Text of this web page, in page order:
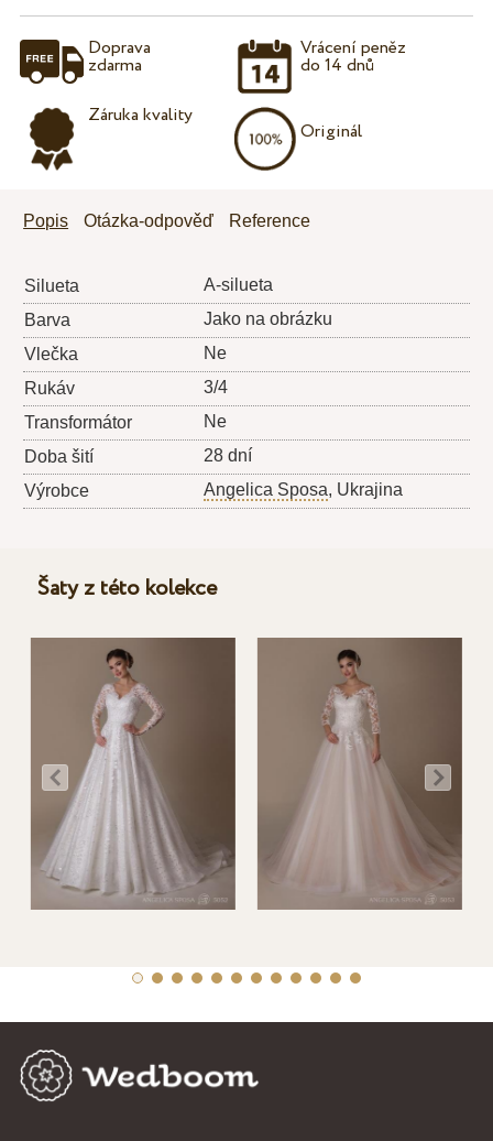
Doprava
zdarma
Záruka kvality
Vrácení peněz
do 14 dnů
Originál
Popis Otázka-odpověď Reference
Silueta
A-silueta
Barva
Jako na obrázku
Vlečka
Ne
Rukáv
3/4
Transformátor
Ne
Doba šití
28 dní
Výrobce
Angelica Sposa, Ukrajina
Šaty z této kolekce